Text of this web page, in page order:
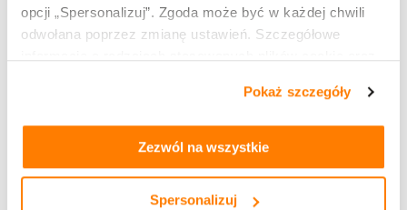
opcji „Spersonalizuj”. Zgoda może być w każdej chwili
odwołana poprzez zmianę ustawień. Szczegółowe
tym, jak korzystasz z naszej witryny, znajdziesz w
prywatności i cookies.
Pokaż szczegóły
Zezwól na wszystkie
Spersonalizuj
Adres e-mail